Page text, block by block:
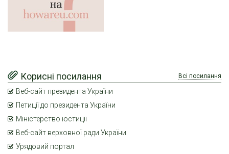
Корисні посилання Всі посилання
Веб-сайт президента України
Петиції до президента України
Міністерство юстиції
Веб-сайт верховної ради України
Урядовий портал